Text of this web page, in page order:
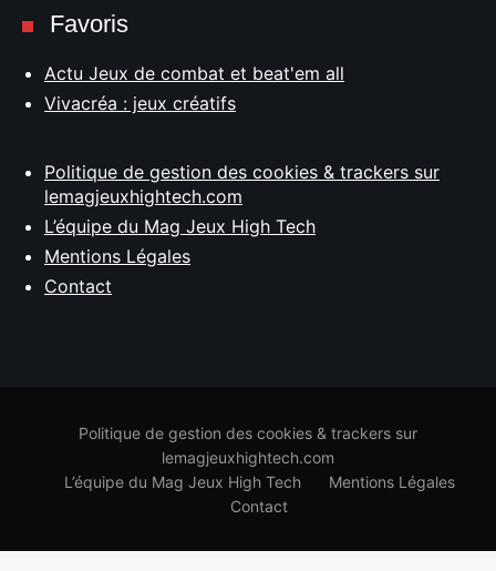
Favoris
Actu Jeux de combat et beat'em all
Vivacréa : jeux créatifs
Politique de gestion des cookies & trackers sur
lemagjeuxhightech.com
L’équipe du Mag Jeux High Tech
Mentions Légales
Contact
Politique de gestion des cookies & trackers sur
lemagjeuxhightech.com
L’équipe du Mag Jeux High Tech
Mentions Légales
Contact